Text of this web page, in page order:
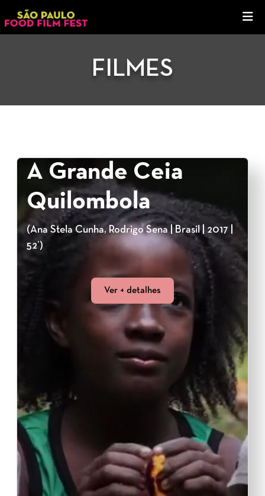
FILMES
A Grande Ceia
Quilombola
(Ana Stela Cunha, Rodrigo Sena | Brasil | 2017 |
52’)
Ver + detalhes